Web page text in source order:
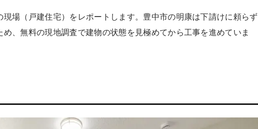
場（戸建住宅）をレポートします。豊中市の明康は下請けに頼らず
、無料の現地調査で建物の状態を見極めてから工事を進めていま